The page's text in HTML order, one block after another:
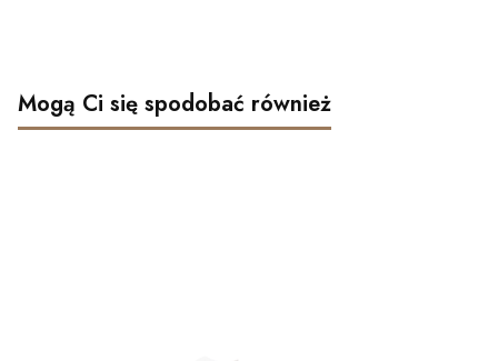
Mogą Ci się spodobać również